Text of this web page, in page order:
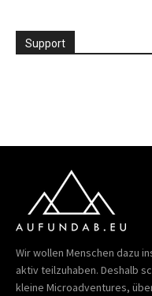
Support
Wir wollen Menschen dazu
aktiv teilzuhaben. Deshalb
kleine Microadventures,